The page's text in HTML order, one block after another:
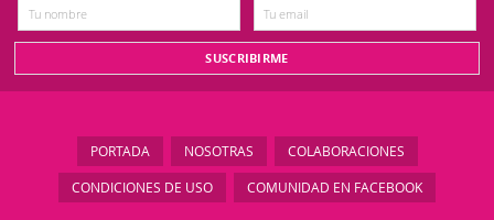
PORTADA NOSOTRAS COLABORACIONES
CONDICIONES DE USO COMUNIDAD EN FACEBOOK